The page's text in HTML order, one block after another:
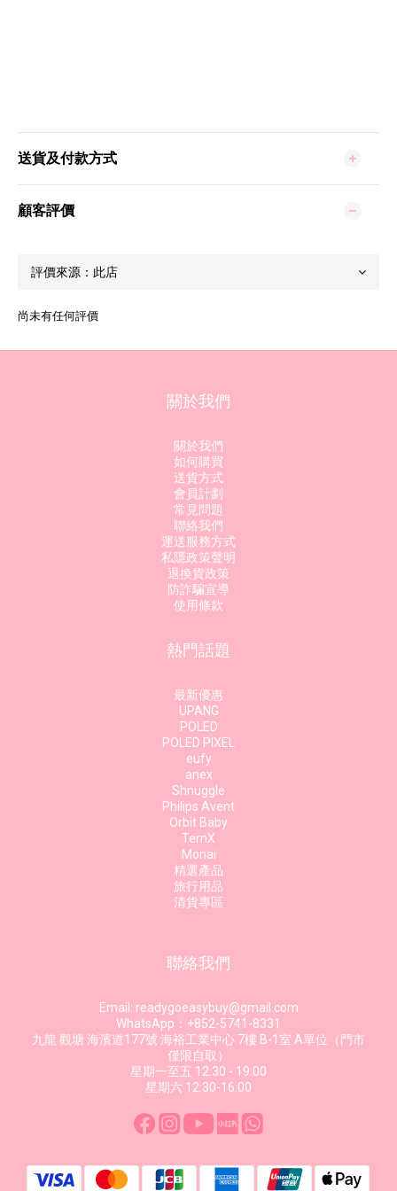
送貨及付款方式
顧客評價
尚未有任何評價
關於我們
關於我們
如何購買
送貨方式
會員計劃
常見問題
聯絡我們
運送服務方式
私隱政策聲明
退換貨政策
防詐騙宣導
使用條款
熱門話題
最新優惠
UPANG
POLED
POLED PIXEL
eufy
anex
Shnuggle
Philips Avent
Orbit Baby
TernX
Monai
精選產品
旅行用品
清貨專區
聯絡我們
Email: readygoeasybuy@gmail.com
WhatsApp：+852-5741-8331
九龍 觀塘 海濱道177號 海裕工業中心 7樓 B-1室 A單位（門市
僅限自取）
星期一至五 12:30 - 19:00
星期六 12:30-16:00